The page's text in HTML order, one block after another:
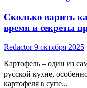
Сколько варить
время и секреты
Redactor9 октября 2025
Картофель – один из
русской кухне,
картофеля в супе...